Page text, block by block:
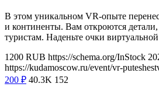
В этом уникальном VR-опыте
и континенты. Вам откроются
туристам. Наденьте очки
1200 RUB https://schema.org/InStock
https://kudamoscow.ru/event/vr-
200 ₽ 40.3K 152